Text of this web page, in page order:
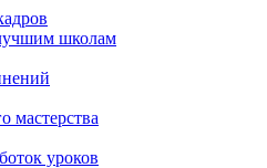
школам
мастерства
уроков